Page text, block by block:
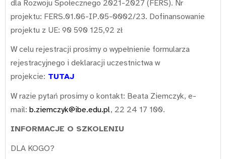
dla Rozwoju Społecznego 2021-2027 (FERS). Nr
projektu: FERS.01.06-IP.05-0002/23. Dofinansowanie
projektu z UE: 90 590 125,92 zł
W celu rejestracji prosimy o wypełnienie formularza
rejestracyjnego i deklaracji uczestnictwa w
projekcie: TUTAJ
W razie pytań prosimy o kontakt: Beata Ziemczyk, e-
mail: b.ziemczyk@ibe.edu.pl, 22 24 17 100.
INFORMACJE O SZKOLENIU
DLA KOGO?